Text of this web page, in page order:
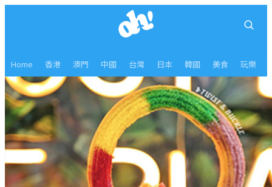
Home 香港 澳門 中國 台灣 日本 韓國 美食 玩樂